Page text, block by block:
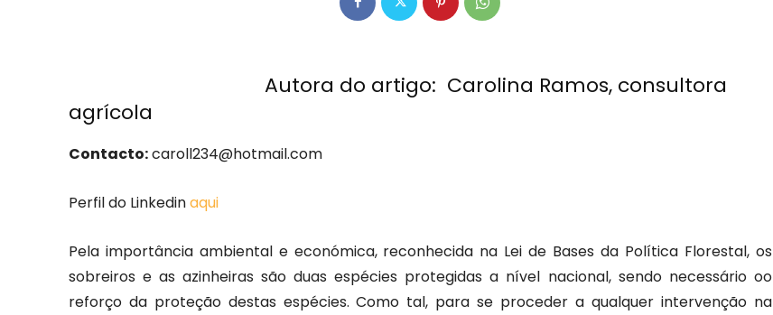
Autora do artigo: Carolina Ramos, consultora
agrícola
Contacto:caroll234@hotmail.com
Perfil do Linkedinaqui
Pela importância ambiental e económica, reconhecida na Lei de Bases da Política Florestal, os
sobreiros e as azinheiras são duas espécies protegidas a nível nacional, sendo necessário oo
reforço da proteção destas espécies. Como tal, para se proceder a qualquer intervenção na